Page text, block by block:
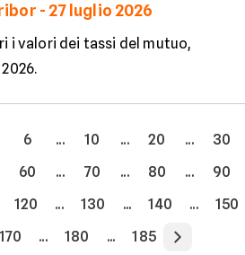
- 27 luglio 2026
i valori dei tassi del mutuo,
6 ... 10 ... 20 ...
30
60 ... 70 ... 80 ...
90
120 ... 130 ... 140 ...
150
170 ... 180 ... 185